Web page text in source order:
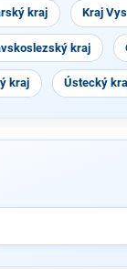
kraj Kraj
kraj
kraj Ústecký